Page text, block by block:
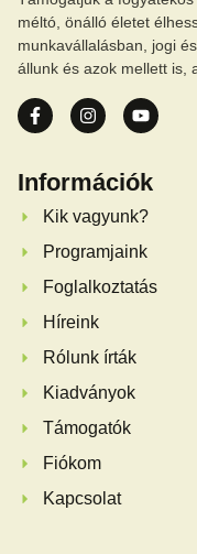
méltó, önálló életet
munkavállalásban, jogi
állunk és azok mellett is,
Információk
Kik vagyunk?
Programjaink
Foglalkoztatás
Híreink
Rólunk írták
Kiadványok
Támogatók
Fiókom
Kapcsolat